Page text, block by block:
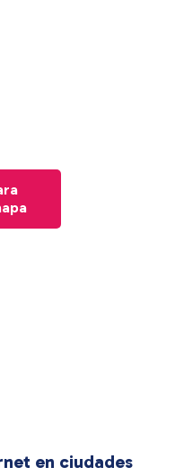
en ciudades